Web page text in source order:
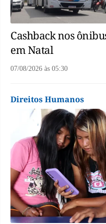
Cashback nos
em Natal
07/08/2026 às 05:30
Direitos Humanos